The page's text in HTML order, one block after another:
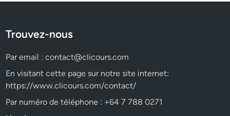
Trouvez-nous
Par email :contact@clicours.com
En visitant cette page sur notre site internet:
https://www.clicours.com/contact/
Par numéro de téléphone : +64 7 788 0271